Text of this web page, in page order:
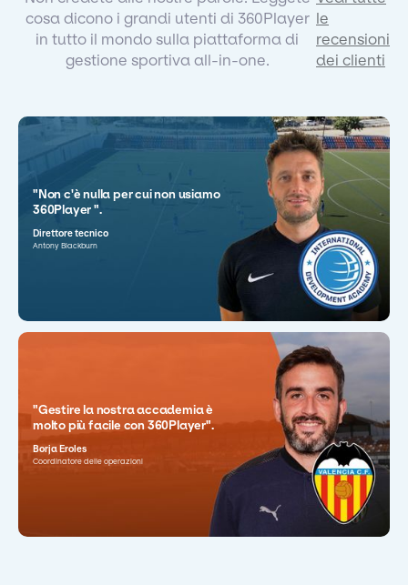
cosa dicono i grandi utenti di 360Player
in tutto il mondo sulla piattaforma di
gestione sportiva all-in-one.
le
recensioni
dei clienti
"Non c'è nulla per cui non usiamo
360Player ".
Direttore tecnico
Antony Blackburn
"Gestire la nostra accademia è
molto più facile con 360Player".
Borja Eroles
Coordinatore delle operazioni
"360Player è semplicemente la
migliore piattaforma organizzativa
"360Player supporta tutti i reparti e